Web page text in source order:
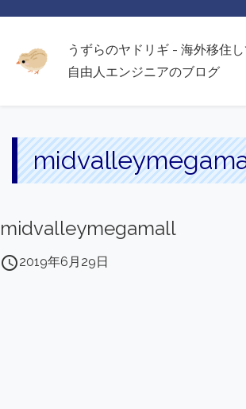
うずらのヤドリギ - 海外移住
自由人エンジニアのブログ
midvalleymegamall
access_time2019年6月29日